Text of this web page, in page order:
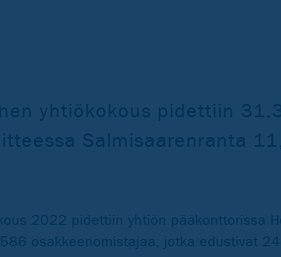
yhtiökokous pidettiin
Salmisaarenranta
2022 pidettiin yhtiön pääkonttorissa
osakkeenomistajaa, jotka edustivat